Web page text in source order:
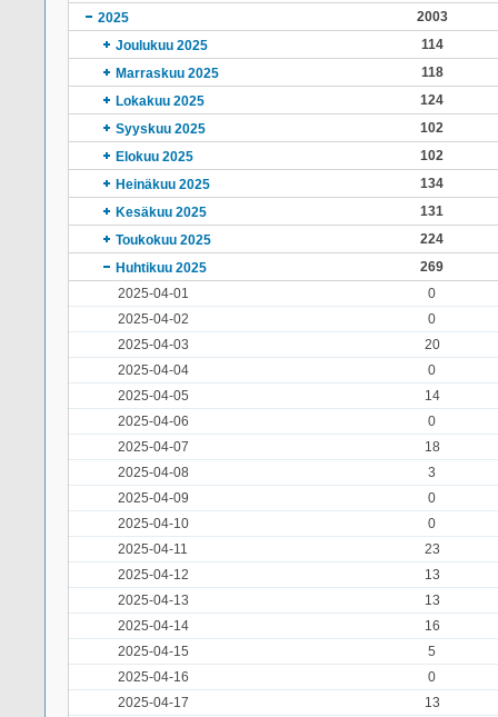
2025
2003
Joulukuu 2025
114
Marraskuu 2025
118
Lokakuu 2025
124
Syyskuu 2025
102
Elokuu 2025
102
Heinäkuu 2025
134
Kesäkuu 2025
131
Toukokuu 2025
224
Huhtikuu 2025
269
2025-04-01
0
2025-04-02
0
2025-04-03
20
2025-04-04
0
2025-04-05
14
2025-04-06
0
2025-04-07
18
2025-04-08
3
2025-04-09
0
2025-04-10
0
2025-04-11
23
2025-04-12
13
2025-04-13
13
2025-04-14
16
2025-04-15
5
2025-04-16
0
2025-04-17
13